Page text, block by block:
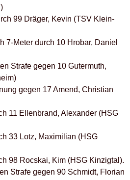
99 Dräger, Kevin (TSV Klein-
Meter durch 10 Hrobar, Daniel
gegen 10 Gutermuth,
gegen 17 Amend, Christian
Ellenbrand, Alexander (HSG
Lotz, Maximilian (HSG
Rocskai, Kim (HSG Kinzigtal).
gegen 90 Schmidt, Florian